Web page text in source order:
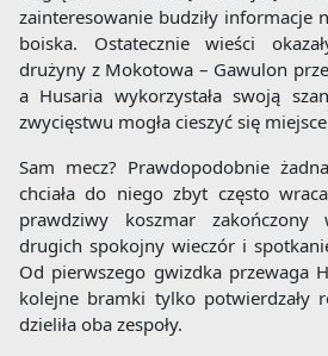
zainteresowanie budziły informacje
boiska. Ostatecznie wieści
drużyny z Mokotowa – Gawulon
a Husaria wykorzystała swoją
zwycięstwu mogła cieszyć się
Sam mecz? Prawdopodobnie
chciała do niego zbyt często
prawdziwy koszmar
drugich spokojny wieczór i
Od pierwszego gwizdka przewaga
kolejne bramki tylko potwierdzały
dzieliła oba zespoły.